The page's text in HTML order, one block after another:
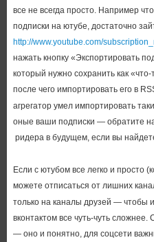
все не всегда просто. Например
подписки на ютубе, достаточно
http://www.youtube.com/
нажать кнопку «Экспортировать
который нужно сохранить как
после чего импортировать его в
агрегатор умел импортировать
оные ваши подписки — обратите
ридера в будущем, если вы
Если с ютубом все легко и просто
можете отписаться от лишних
только на каналы друзей — чтобы
вконтактом все чуть-чуть
— оно и понятно, для соцсети